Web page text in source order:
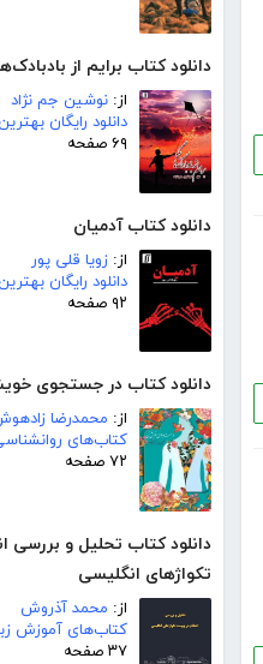
دانلود کتاب برایم از
از: نوشین جم نژاد
دانلود رایگان
۶۹ صفحه
دانلود کتاب آدمیان
از: زویا قلی پور
دانلود رایگان
۹۲ صفحه
دانلود کتاب در جستجوی
از: محمدرضا
کتاب‌های
۷۲ صفحه
دانلود کتاب تحلیل و بررسی
تکواژهای انگلیسی
از: محمد آذروش
کتاب‌های آموزش
۳۷ صفحه